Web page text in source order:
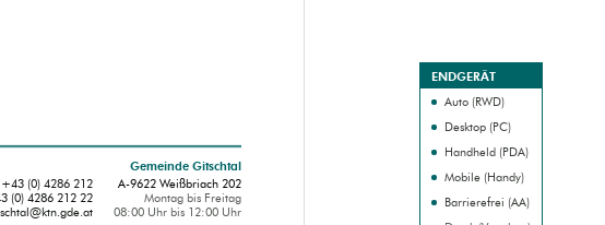
ENDGERÄT
Auto (RWD)
Desktop (PC)
Handheld (PDA)
Mobile (Handy)
Barrierefrei (AA)
Gemeinde Gitschtal
+43 (0) 4286 212
(0) 4286 212 22
@ktn.gde.at
A-9622 Weißbriach 202
Montag bis Freitag
08:00 Uhr bis 12:00 Uhr